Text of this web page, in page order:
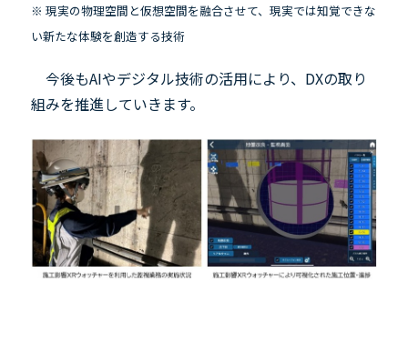
※ 現実の物理空間と仮想空間を融合させて、現実では知覚できな
い新たな体験を創造する技術
今後もAIやデジタル技術の活用により、 DXの取り
組みを推進していきます。